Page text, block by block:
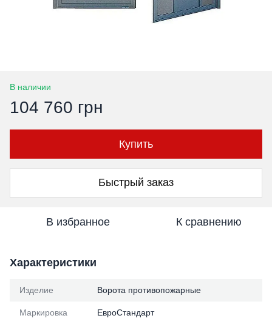
В наличии
104 760 грн
Купить
Быстрый заказ
В избранное К сравнению
Характеристики
Изделие Ворота противопожарные
Маркировка ЕвроСтандарт